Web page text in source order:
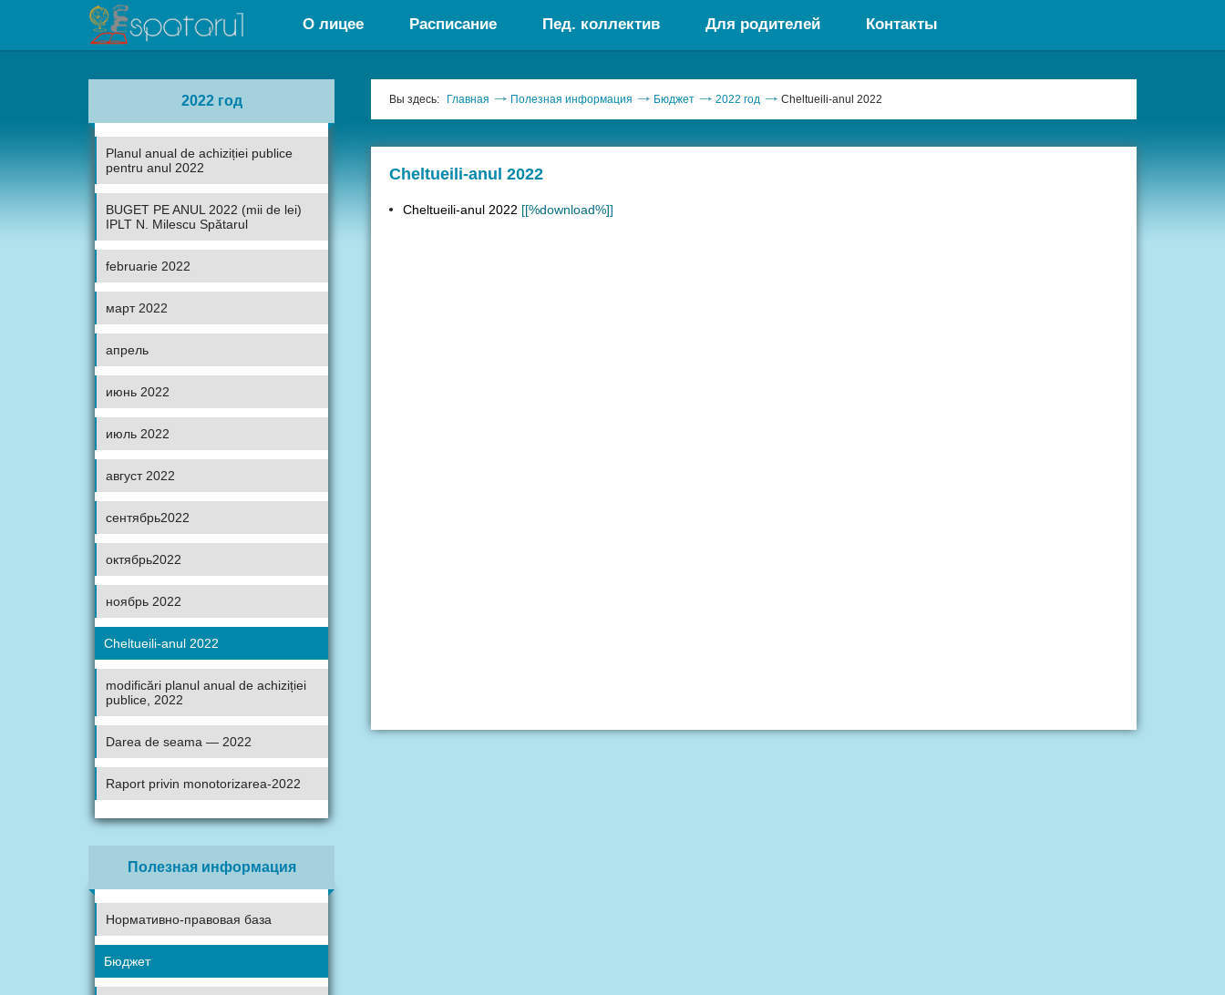
О лицее Расписание Пед. коллектив Для родителей Контакты
2022 год
Planul anual de achiziției publice
pentru anul 2022
BUGET PE ANUL 2022 (mii de lei)
IPLT N. Milescu Spătarul
februarie 2022
март 2022
апрель
июнь 2022
июль 2022
август 2022
сентябрь2022
октябрь2022
ноябрь 2022
Cheltueili-anul 2022
modificări planul anual de achiziției
publice, 2022
Darea de seama — 2022
Raport privin monotorizarea-2022
Полезная информация
Нормативно-правовая база
Бюджет
Вы здесь: Главная Полезная информация Бюджет 2022 год Cheltueili-anul 2022
Cheltueili-anul 2022
Cheltueili-anul 2022 [[%download%]]